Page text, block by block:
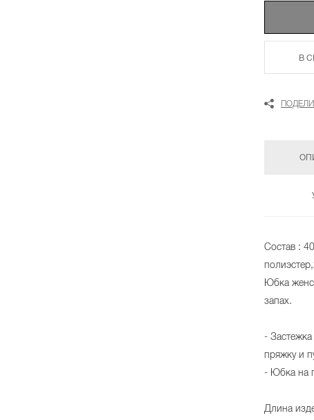
В
Состав :
Юбка
запах.
-
пряжку и
- Юбка на
Длина